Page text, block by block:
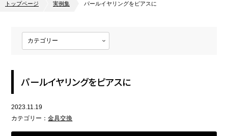
トップページ 実例集 パールイヤリングをピアスに
パールイヤリングをピアスに
2023.11.19
カテゴリー：金具交換